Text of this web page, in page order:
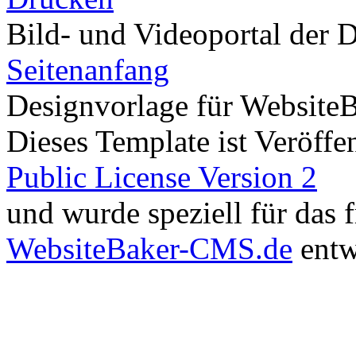
Bild- und Videoportal der
Seitenanfang
Designvorlage für
Dieses Template ist
Public License Version 2
und wurde speziell für das
WebsiteBaker-CMS.de